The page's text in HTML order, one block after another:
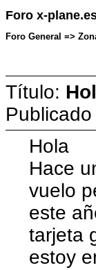
Foro x-
Foro General =>
Título:
Publicado
Hola
Hace
vuelo
este
tarjeta
estoy